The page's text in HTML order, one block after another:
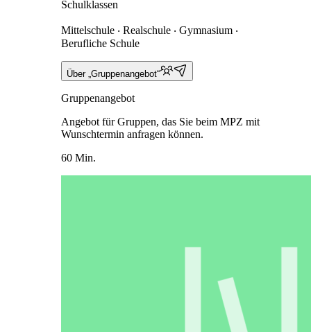
Schulklassen
Mittelschule ‧ Realschule ‧ Gymnasium ‧
Berufliche Schule
Über „Gruppenangebot“
Gruppenangebot
Angebot für Gruppen, das Sie beim MPZ mit
Wunschtermin anfragen können.
60 Min.